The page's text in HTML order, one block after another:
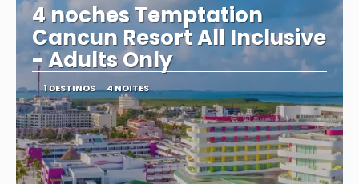
4 noches Temptation
Cancun Resort All Inclusive
- Adults Only
1 DESTINOS 4 NOITES